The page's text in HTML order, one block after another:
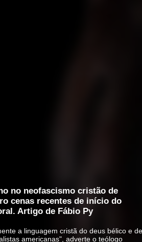
no neofascismo cristão de
cenas recentes de início do
Artigo de Fábio Py
a linguagem cristã do deus bélico e
americanas", adverte o teólogo